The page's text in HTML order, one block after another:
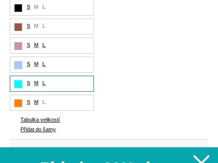
S M L
S M L
S M L
S M L
S M L
S M L
Tabulka velikostí
Přidat do šatny
829 Kč